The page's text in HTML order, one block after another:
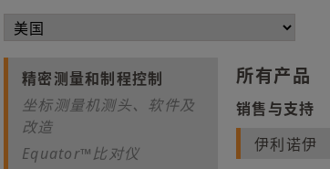
精密测量和制程控制
坐标测量机测头、软件及
改造
Equator™比对仪
所有产品
销售与支持
伊利诺伊